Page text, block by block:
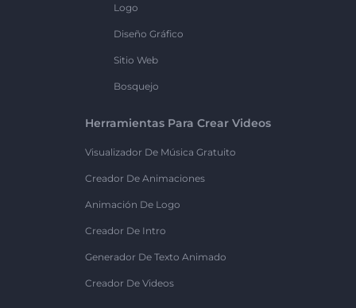
Logo
Diseño Gráfico
Sitio Web
Bosquejo
Herramientas Para Crear Videos
Visualizador De Música Gratuito
Creador De Animaciones
Animación De Logo
Creador De Intro
Generador De Texto Animado
Creador De Videos